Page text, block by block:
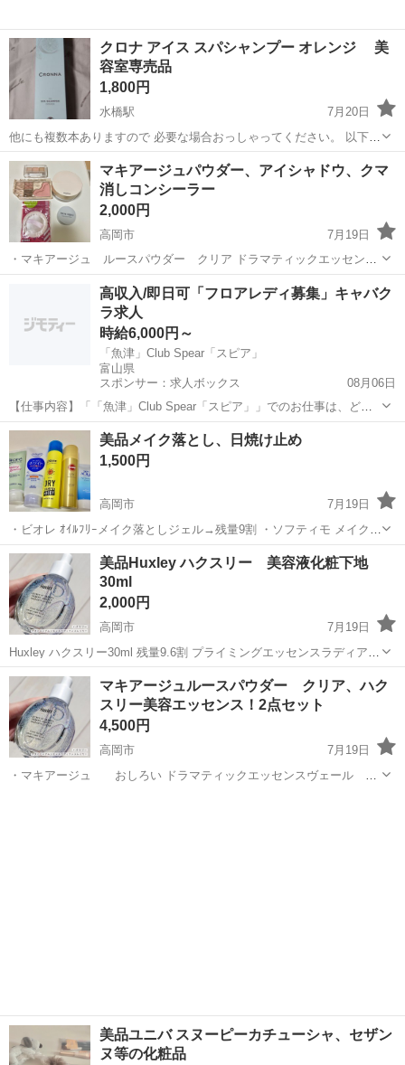
クロナ アイス スパシャンプー オレンジ 美
容室専売品
1,800円
水橋駅
7月20日
他にも複数本ありますので 必要な場合おっしゃってください。 以下説
明文HPより抜粋 すっきり、ひんやり。氷点下泡でリフレッシュ! シュ
ワッと瞬間冷却! 暑さと頭皮のお悩みに氷点下炭酸シャンプー。 固
形...
富山 富山市 水橋駅 ヘアケア
マキアージュパウダー、アイシャドウ、クマ
消しコンシーラー
2,000円
高岡市
7月19日
・マキアージュ ルースパウダー クリア ドラマティックエッセンス
ヴェール →粉散布防止のため、ダイソーの未使用のパフお付けしま
す。少量使用しました。ほとんど残っています。 ・アイシャドウ→ピ
ンクベース 少量使用 ・セザン...
高岡市 化粧品 クマ
高収入/即日可「フロアレディ募集」キャバク
ラ求人
時給6,000円～
「魚津」Club Spear「スピア」
富山県
スポンサー：求人ボックス
08月06日
【仕事内容】「「魚津」Club Spear「スピア」」でのお仕事は、どな
たにでもできる簡単なことばかり! お酒を作ってご提供 お客様好みの
ドリンクを作り、笑顔で渡しましょう 水割り・ロックなどの簡単な物
しかないのでご安心ください!...
アルバイト・パート
美品メイク落とし、日焼け止め
1,500円
高岡市
7月19日
・ビオレ ｵｲﾙﾌﾘｰメイク落としジェル→残量9割 ・ソフティモ メイク落
としジェル→残量9割 ・ダイアン ドライシャンプー髪体用 SPF35 グ
レープフルーツ&ペパーミントの香り→残量7割 ・KOSE サンカット
UV...
富山 高岡市 スキンケア 日焼け止め
美品Huxley ハクスリー 美容液化粧下地
30ml
2,000円
高岡市
7月19日
Huxley ハクスリー30ml 残量9.6割 プライミングエッセンスラディアン
スレイヤー これ1本でスキンケアと下地の役割をしてくれて ベース前
に仕込むことでツヤ肌再現してくれます 日時、受け渡し場所は相談し
て決め...
富山 高岡市 フェイスケア
マキアージュルースパウダー クリア、ハク
スリー美容エッセンス！2点セット
4,500円
高岡市
7月19日
・マキアージュ おしろい ドラマティックエッセンスヴェール ル
美品ユニバ スヌーピーカチューシャ、セザン
ヌ等の化粧品